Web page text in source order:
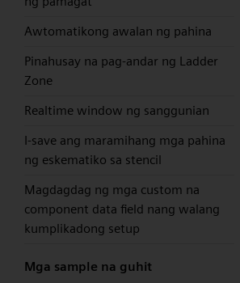
Awtomatikong awalan ng pahina
Pinahusay na pag-andar ng Ladder
Zone
Realtime window ng sanggunian
I-save ang maramihang mga pahina
ng eskematiko sa stencil
Magdagdag ng mga custom na
component data field nang walang
kumplikadong setup
Mga sample na guhit